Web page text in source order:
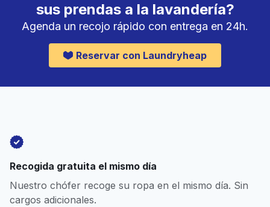
sus prendas a la lavandería?
Agenda un recojo rápido con entrega en 24h.
Reservar con Laundryheap
Recogida gratuita el mismo día
Nuestro chófer recoge su ropa en el mismo día. Sin
cargos adicionales.